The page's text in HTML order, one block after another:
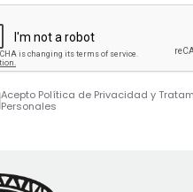
Acepto Política de Privacidad y
Personales